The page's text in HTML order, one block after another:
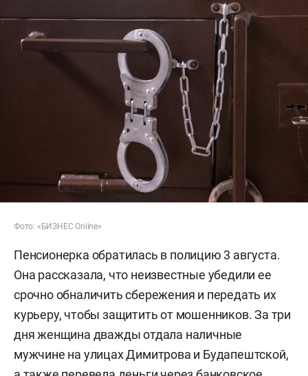
Фото: «БИЗНЕС Online»
Пенсионерка обратилась в полицию 3 августа.
Она рассказала, что неизвестные убедили ее
срочно обналичить сбережения и передать их
курьеру, чтобы защитить от мошенников. За три
дня женщина дважды отдала наличные
мужчине на улицах Димитрова и Будапештской,